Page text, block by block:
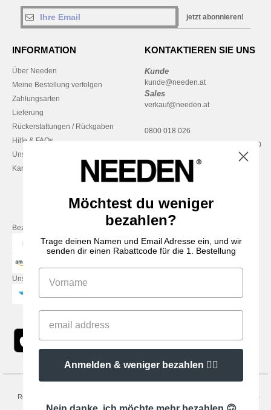
jetzt abonnieren!
INFORMATION
Über Needen
Meine Bestellung verfolgen
Zahlungsarten
Lieferung
Rückerstattungen / Rückgaben
Hilfe & FAQs
Unsere Engagements
Karriere
KONTAKTIEREN SIE UNS
Kunde
kunde@needen.at
Sales
verkauf@needen.at
0800 018 026
Montag – Donnerstag: 10:00–13:00
Freitag: 10:00–14:00
Bezahlung mit
Unsere Paketzusteller
Rechtliche Hinweise
-
General Contract Conditions- Cookie-Richtlinie-Site Map Copyright 2026
Möchtest du weniger
bezahlen?
Trage deinen Namen und Email Adresse ein, und wir
senden dir einen Rabattcode für die 1. Bestellung
Anmelden & weniger bezahlen 👍🏼